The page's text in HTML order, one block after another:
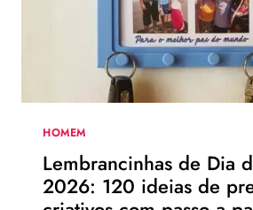
INSPIRAR
A
MONTAR
PRESENTEAR
OU
HOMEM
Lembrancinhas de Dia
2026: 120 ideias de